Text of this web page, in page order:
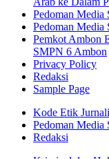
Pedoman Media
Pedoman Media
Pemkot Ambon
SMPN 6 Ambon
Privacy Policy
Redaksi
Sample Page
Kode Etik
Pedoman Media
Redaksi